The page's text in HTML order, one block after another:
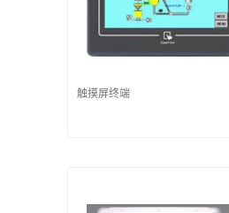
触摸屏终端